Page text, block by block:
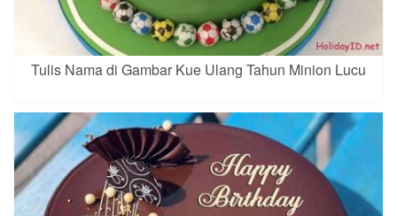
Tulis Nama di Gambar Kue Ulang Tahun Minion Lucu